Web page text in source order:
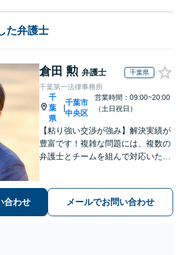
た弁護士
倉田 勲 弁護士 千葉県
千葉第一法律事務所
千
葉
県
千葉市
中央区
営業時間：09:00~20:00
（土日祝日）
【粘り強い交渉が強み】解決実績が
豊富です！複雑な問題には、複数の
弁護士とチームを組んで対応いたし
添い、不安を軽減します。まずはお
気軽にご相談ください。
合わせ メールでお問い合わせ